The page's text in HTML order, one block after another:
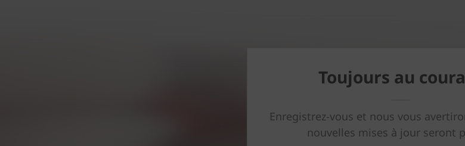
Toujours au
Enregistrez-vous et nous vous
nouvelles mises à jour seront